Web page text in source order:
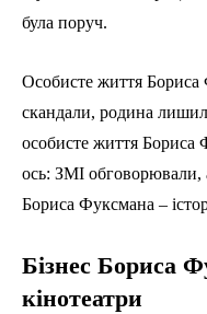
була поруч.
Особисте життя
скандали, родина
особисте життя Бориса
ось: ЗМІ обговорювали,
Бориса Фуксмана –
Бізнес Бориса
кінотеатри